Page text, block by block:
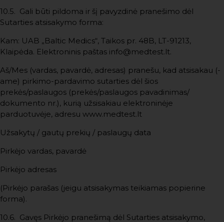
10.5. Gali būti pildoma ir šį pavyzdinė pranešimo dėl
Sutarties atsisakymo forma:
Kam: UAB „Baltic Medics“, Taikos pr. 48B, LT-91213,
Klaipėda. Elektroninis paštas info@medtest.lt.
Aš/Mes (vardas, pavardė, adresas) pranešu, kad atsisakau (-
ame) pirkimo-pardavimo sutarties dėl šios
prekės/paslaugos (prekės/paslaugos pavadinimas/
dokumento nr.), kurią užsisakiau elektroninėje
parduotuvėje, adresu www.medtest.lt
Užsakytų / gautų prekių / paslaugų data
Pirkėjo vardas, pavardė
Pirkėjo adresas
(Pirkėjo parašas (jeigu atsisakymas teikiamas popierine
forma).
10.6. Gavęs Pirkėjo pranešimą dėl Sutarties atsisakymo,